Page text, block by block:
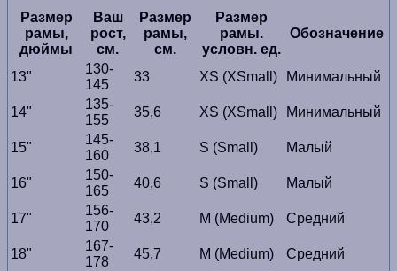
Размер
рамы,
дюймы
Ваш
рост,
см.
Размер
рамы,
см.
Размер
рамы.
условн. ед.
Обозначение
13"
130-
145
33 XS (XSmall) Минимальный
14"
135-
155
35,6 XS (XSmall) Минимальный
15"
145-
160
38,1 S (Small) Малый
16"
150-
165
40,6 S (Small) Малый
17"
156-
170
43,2 M (Medium) Средний
18"
167-
178
45,7 M (Medium) Средний